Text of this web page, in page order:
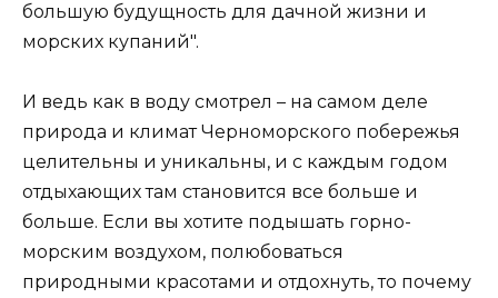
большую будущность для дачной жизни и
морских купаний".
И ведь как в воду смотрел – на самом деле
природа и климат Черноморского побережья
целительны и уникальны, и с каждым годом
отдыхающих там становится все больше и
больше. Если вы хотите подышать горно-
морским воздухом, полюбоваться
природными красотами и отдохнуть, то почему